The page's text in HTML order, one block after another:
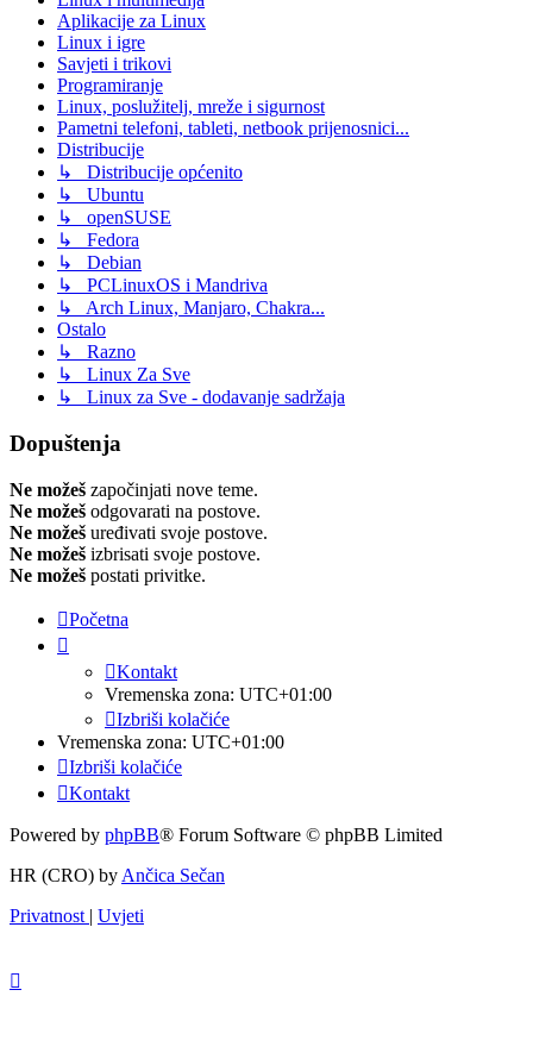
Aplikacije za Linux
Linux i igre
Savjeti i trikovi
Programiranje
Linux, poslužitelj, mreže i sigurnost
Pametni telefoni, tableti, netbook prijenosnici...
Distribucije
↳ Distribucije općenito
↳ Ubuntu
↳ openSUSE
↳ Fedora
↳ Debian
↳ PCLinuxOS i Mandriva
↳ Arch Linux, Manjaro, Chakra...
Ostalo
↳ Razno
↳ Linux Za Sve
↳ Linux za Sve - dodavanje sadržaja
Dopuštenja
Ne možeš započinjati nove teme.
Ne možeš odgovarati na postove.
Ne možeš uređivati svoje postove.
Ne možeš izbrisati svoje postove.
Ne možeš postati privitke.
Početna
Kontakt
Vremenska zona: UTC+01:00
Izbriši kolačiće
Vremenska zona: UTC+01:00
Izbriši kolačiće
Kontakt
Powered by phpBB® Forum Software © phpBB Limited
HR (CRO) by Ančica Sečan
Privatnost | Uvjeti